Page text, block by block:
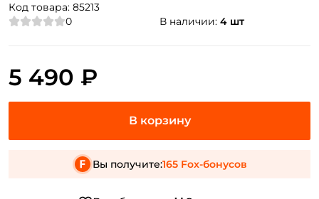
Код товара: 85213
0
В наличии: 4 шт
5 490 ₽
Вы получите:165 Fox-бонусов